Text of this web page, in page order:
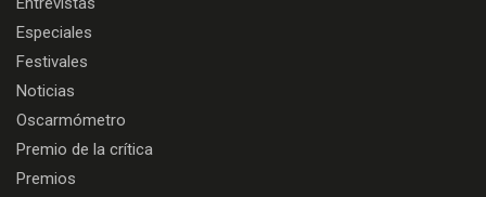
Especiales
Festivales
Noticias
Oscarmómetro
Premio de la crítica
Premios